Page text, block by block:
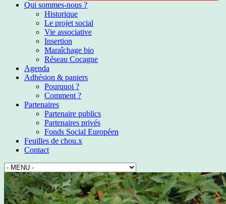
Qui sommes-nous ?
Historique
Le projet social
Vie associative
Insertion
Maraîchage bio
Réseau Cocagne
Agenda
Adhésion & paniers
Pourquoi ?
Comment ?
Partenaires
Partenaire publics
Partenaires privés
Fonds Social Européen
Feuilles de chou.x
Contact